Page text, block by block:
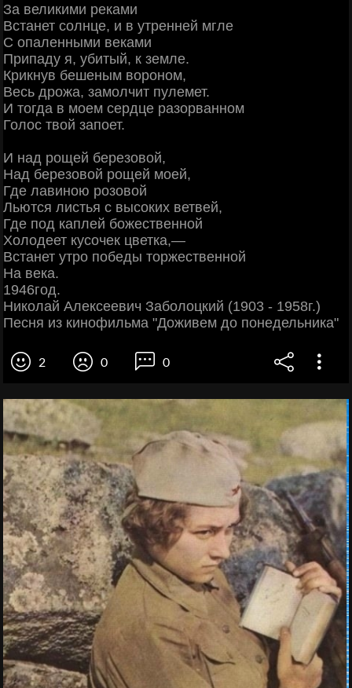
За великими реками
Встанет солнце, и в утренней мгле
С опаленными веками
Припаду я, убитый, к земле.
Крикнув бешеным вороном,
Весь дрожа, замолчит пулемет.
И тогда в моем сердце разорванном
Голос твой запоет.
И над рощей березовой,
Над березовой рощей моей,
Где лавиною розовой
Льются листья с высоких ветвей,
Где под каплей божественной
Холодеет кусочек цветка,—
Встанет утро победы торжественной
На века.
1946год.
Николай Алексеевич Заболоцкий (1903 - 1958г.)
Песня из кинофильма "Доживем до понедельника"
2 0 0